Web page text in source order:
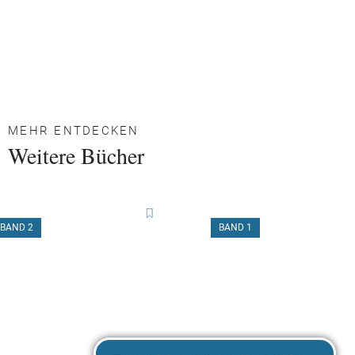
MEHR ENTDECKEN
Weitere Bücher
BAND 2 BAND 1